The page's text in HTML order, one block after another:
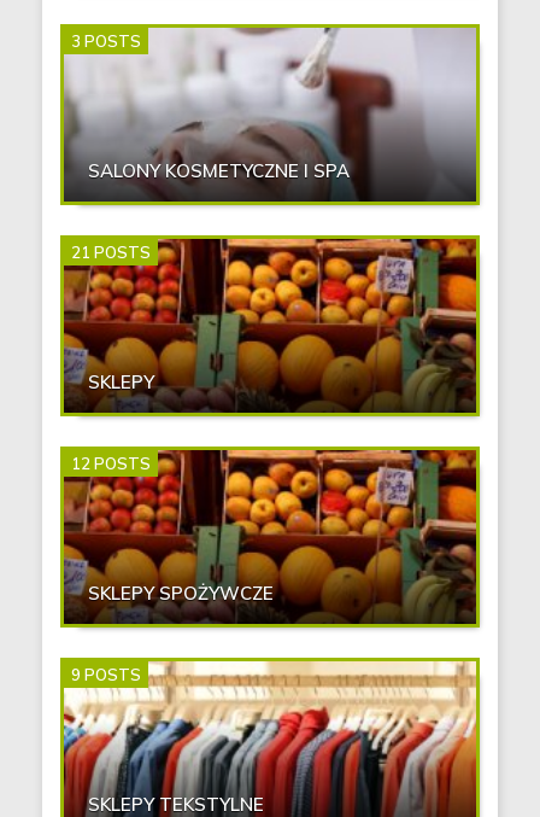
3 POSTS
SALONY KOSMETYCZNE I SPA
21 POSTS
SKLEPY
12 POSTS
SKLEPY SPOŻYWCZE
9 POSTS
SKLEPY TEKSTYLNE